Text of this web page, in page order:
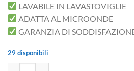
LAVABILE IN LAVASTOVIGLIE
ADATTA AL MICROONDE
GARANZIA DI
29 disponibili